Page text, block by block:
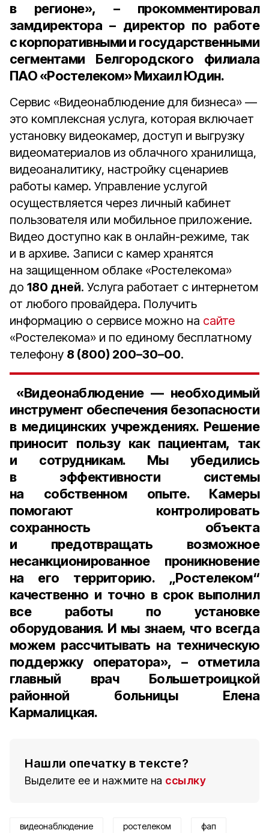
в регионе», – прокомментировал
замдиректора – директор по работе
с корпоративными и государственными
сегментами Белгородского филиала
ПАО «Ростелеком» Михаил Юдин.
Сервис «Видеонаблюдение для бизнеса» —
это комплексная услуга, которая включает
установку видеокамер, доступ и выгрузку
видеоматериалов из облачного хранилища,
видеоаналитику, настройку сценариев
работы камер. Управление услугой
осуществляется через личный кабинет
пользователя или мобильное приложение.
Видео доступно как в онлайн-режиме, так
и в архиве. Записи с камер хранятся
на защищенном облаке «Ростелекома»
до 180 дней. Услуга работает с интернетом
от любого провайдера. Получить
информацию о сервисе можно на сайте
«Ростелекома» и по единому бесплатному
телефону 8 (800) 200–30–00.
«Видеонаблюдение — необходимый
инструмент обеспечения безопасности
в медицинских учреждениях. Решение
приносит пользу как пациентам, так
и сотрудникам. Мы убедились
в эффективности системы
на собственном опыте. Камеры
помогают контролировать
сохранность объекта
и предотвращать возможное
несанкционированное проникновение
на его территорию. „Ростелеком“
качественно и точно в срок выполнил
все работы по установке
оборудования. И мы знаем, что всегда
можем рассчитывать на техническую
поддержку оператора», – отметила
главный врач Большетроицкой
районной больницы Елена
Кармалицкая.
Нашли опечатку в тексте?
Выделите ее и нажмите на ссылку
видеонаблюдение ростелеком фап